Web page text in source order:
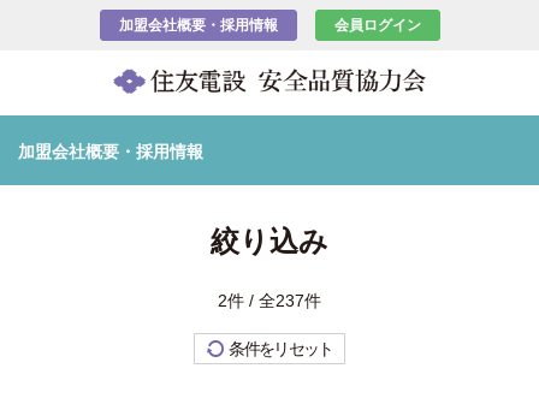
加盟会社概要・採用情報 会員ログイン
加盟会社概要・採用情報
絞り込み
2件 / 全237件
条件をリセット